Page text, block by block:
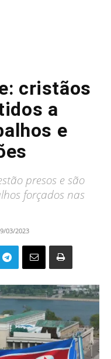
cristãos
a
e
presos e são
forçados nas
03/2023